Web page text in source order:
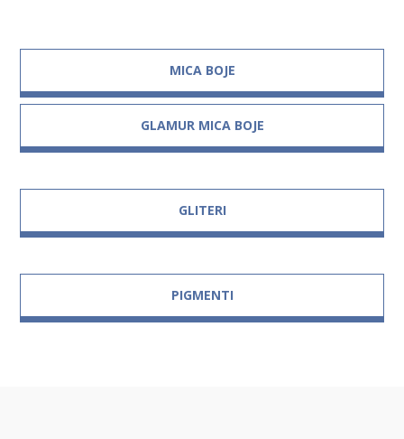
MICA BOJE
GLAMUR MICA BOJE
GLITERI
PIGMENTI